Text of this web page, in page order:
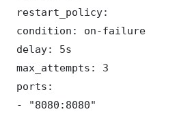
restart_policy:
condition: on-failure
delay: 5s
max_attempts: 3
ports:
- "8080:8080"